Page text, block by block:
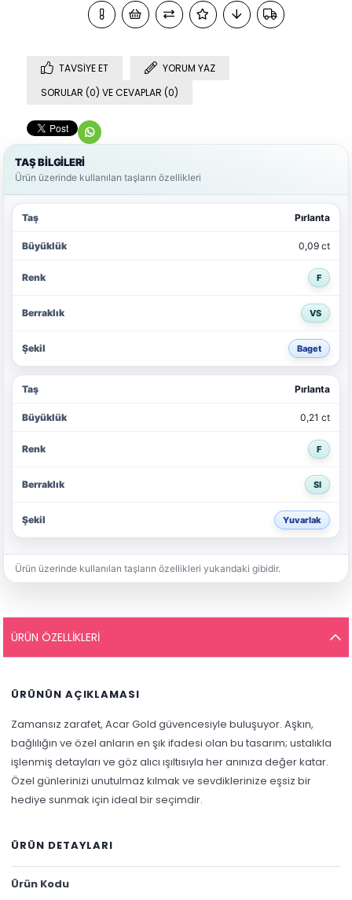
TAVSIYE ET
YORUM YAZ
SORULAR (0) VE CEVAPLAR (0)
TAŞ BİLGİLERİ
Ürün üzerinde kullanılan taşların özellikleri
Pırlanta
0,09 ct
F
VS
Baget
Pırlanta
0,21 ct
F
SI
Yuvarlak
Ürün üzerinde kullanılan taşların özellikleri yukarıdaki gibidir.
ÜRÜN ÖZELLIKLERI
ÜRÜNÜN AÇIKLAMASI
Zamansız zarafet, Acar Gold güvencesiyle buluşuyor. Aşkın,
bağlılığın ve özel anların en şık ifadesi olan bu tasarım; ustalıkla
işlenmiş detayları ve göz alıcı ışıltısıyla her anınıza değer katar.
Özel günlerinizi unutulmaz kılmak ve sevdiklerinize eşsiz bir
hediye sunmak için ideal bir seçimdir.
ÜRÜN DETAYLARI
Ürün Kodu